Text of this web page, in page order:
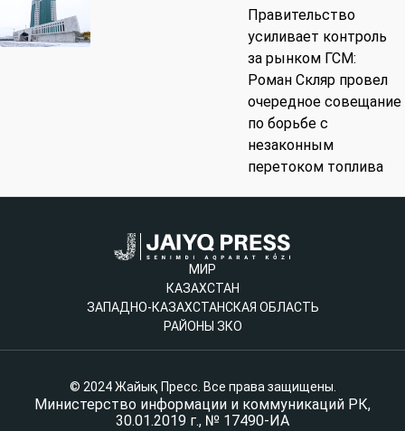
Правительство
усиливает контроль
за рынком ГСМ:
Роман Скляр провел
очередное совещание
по борьбе с
незаконным
перетоком топлива
МИР
КАЗАХСТАН
ЗАПАДНО-КАЗАХСТАНСКАЯ ОБЛАСТЬ
РАЙОНЫ ЗКО
© 2024 Жайық Пресс. Все права защищены.
Министерство информации и коммуникаций РК,
30.01.2019 г., № 17490-ИА